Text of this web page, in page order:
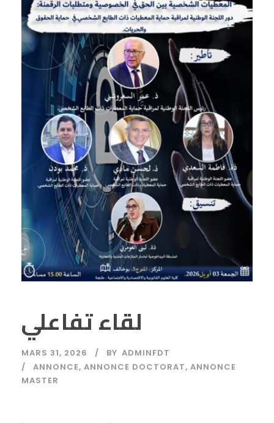
لقاء تفاعلي
MARS 31, 2026 BY ADMINFDT
ANNONCE, ANNONCE DOCTORAT, ANNONCE
MASTER